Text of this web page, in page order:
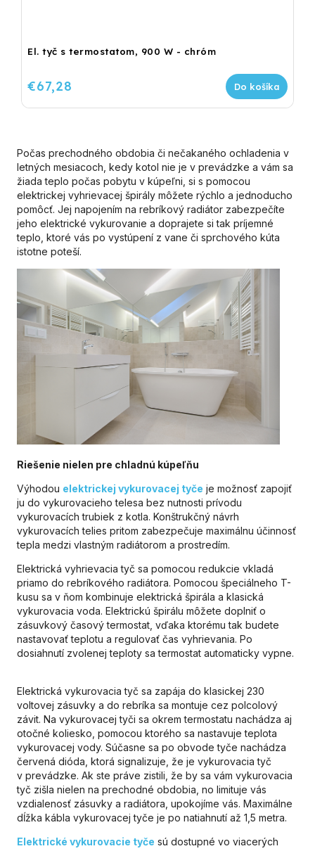
El. tyč s termostatom, 900 W - chróm
€67,28 Do košíka
Počas prechodného obdobia či nečakaného ochladenia v
letných mesiacoch, kedy kotol nie je v prevádzke a vám sa
žiada teplo počas pobytu v kúpeľni, si s pomocou
elektrickej vyhrievacej špirály môžete rýchlo a jednoducho
pomôcť. Jej napojením na rebríkový radiátor zabezpečíte
jeho elektrické vykurovanie a doprajete si tak príjemné
teplo, ktoré vás po vystúpení z vane či sprchového kúta
istotne poteší.
Riešenie nielen pre chladnú kúpeľňu
Výhodou elektrickej vykurovacej tyče je možnosť zapojiť
ju do vykurovacieho telesa bez nutnosti prívodu
vykurovacích trubiek z kotla. Konštrukčný návrh
vykurovacích telies pritom zabezpečuje maximálnu účinnosť
tepla medzi vlastným radiátorom a prostredím.
Elektrická vyhrievacia tyč sa pomocou redukcie vkladá
priamo do rebríkového radiátora. Pomocou špeciálneho T-
kusu sa v ňom kombinuje elektrická špirála a klasická
vykurovacia voda. Elektrickú špirálu môžete doplniť o
zásuvkový časový termostat, vďaka ktorému tak budete
nastavovať teplotu a regulovať čas vyhrievania. Po
dosiahnutí zvolenej teploty sa termostat automaticky vypne.
Elektrická vykurovacia tyč sa zapája do klasickej 230
voltovej zásuvky a do rebríka sa montuje cez polcolový
závit. Na vykurovacej tyči sa okrem termostatu nachádza aj
otočné koliesko, pomocou ktorého sa nastavuje teplota
vykurovacej vody. Súčasne sa po obvode tyče nachádza
červená dióda, ktorá signalizuje, že je vykurovacia tyč
v prevádzke. Ak ste práve zistili, že by sa vám vykurovacia
tyč zišla nielen na prechodné obdobia, no limituje vás
vzdialenosť zásuvky a radiátora, upokojíme vás. Maximálne
dĺžka kábla vykurovacej tyče je po natiahnutí až 1,5 metra.
Elektrické vykurovacie tyče sú dostupné vo viacerých